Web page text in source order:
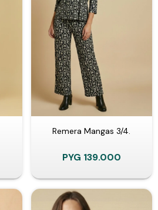
Remera Mangas 3/4.
PYG 139.000